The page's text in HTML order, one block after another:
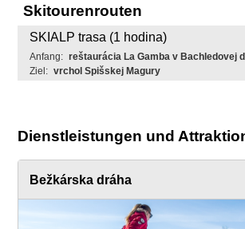
Skitourenrouten
SKIALP trasa (1 hodina)
Anfang: reštaurácia La Gamba v Bachledovej
Ziel: vrchol Spišskej Magury
Dienstleistungen und
Bežkárska dráha